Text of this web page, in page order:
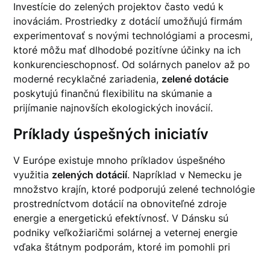
Investície do zelených projektov často vedú k
inováciám. Prostriedky z dotácií umožňujú firmám
experimentovať s novými technológiami a procesmi,
ktoré môžu mať dlhodobé pozitívne účinky na ich
konkurencieschopnosť. Od solárnych panelov až po
moderné recyklačné zariadenia, zelené dotácie
poskytujú finančnú flexibilitu na skúmanie a
prijímanie najnovších ekologických inovácií.
Príklady úspešných iniciatív
V Európe existuje mnoho príkladov úspešného
využitia zelených dotácií. Napríklad v Nemecku je
množstvo krajín, ktoré podporujú zelené technológie
prostredníctvom dotácií na obnoviteľné zdroje
energie a energetickú efektívnosť. V Dánsku sú
podniky veľkožiaričmi solárnej a veternej energie
vďaka štátnym podporám, ktoré im pomohli pri